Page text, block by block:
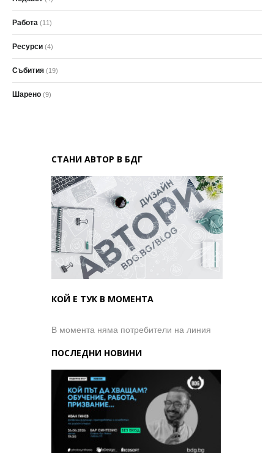
Работа (11)
Ресурси (4)
Събития (19)
Шарено (9)
СТАНИ АВТОР В БДГ
КОЙ Е ТУК В МОМЕНТА
В момента няма потребители на линия
ПОСЛЕДНИ НОВИНИ